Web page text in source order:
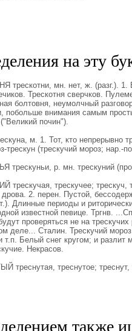
на эту
трескотни, мн. нет, ж. (разг.). 1.
Трескотня сверчков.
болтовня, неумолчный
побольше внимания самым
почин").
м. 1. Тот, кто непрерывно
трескун (трескучий мороз; нар.-
трескуньи, р. мн. трескуний
трескучая, трескучее; трескуч,
дрова. 2. перен. Пустой,
Длинные периоды и
известной певице. Тргнв.
проверяться не на
деле... Сталин. Трескучий
Белый снег кругом; и разлит
Некрасов.
треснутая, треснутое; треснут,
также